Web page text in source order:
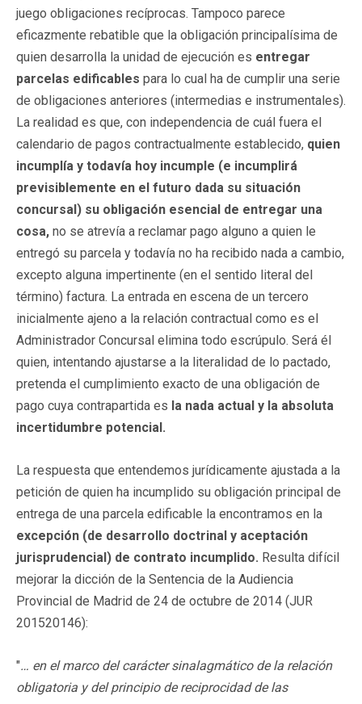
juego obligaciones recíprocas. Tampoco parece
eficazmente rebatible que la obligación principalísima de
quien desarrolla la unidad de ejecución es entregar
parcelas edificables para lo cual ha de cumplir una serie
de obligaciones anteriores (intermedias e instrumentales).
La realidad es que, con independencia de cuál fuera el
calendario de pagos contractualmente establecido, quien
incumplía y todavía hoy incumple (e incumplirá
previsiblemente en el futuro dada su situación
concursal) su obligación esencial de entregar una
cosa, no se atrevía a reclamar pago alguno a quien le
entregó su parcela y todavía no ha recibido nada a cambio,
excepto alguna impertinente (en el sentido literal del
término) factura. La entrada en escena de un tercero
inicialmente ajeno a la relación contractual como es el
Administrador Concursal elimina todo escrúpulo. Será él
quien, intentando ajustarse a la literalidad de lo pactado,
pretenda el cumplimiento exacto de una obligación de
pago cuya contrapartida es la nada actual y la absoluta
incertidumbre potencial.
La respuesta que entendemos jurídicamente ajustada a la
petición de quien ha incumplido su obligación principal de
entrega de una parcela edificable la encontramos en la
excepción (de desarrollo doctrinal y aceptación
jurisprudencial) de contrato incumplido. Resulta difícil
mejorar la dicción de la Sentencia de la Audiencia
Provincial de Madrid de 24 de octubre de 2014 (JUR
201520146):
"… en el marco del carácter sinalagmático de la relación
obligatoria y del principio de reciprocidad de las